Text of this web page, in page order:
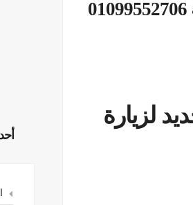
تأجير ميكروباص تويوتا هاي اس 15 فرد لجولات السياحية 01099552706
الجديد لزيارة